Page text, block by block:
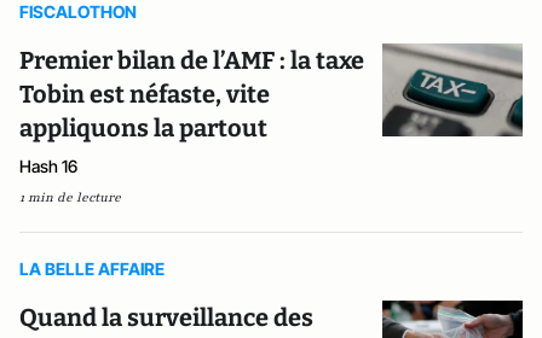
FISCALOTHON
Premier bilan de l’AMF : la taxe
Tobin est néfaste, vite
appliquons la partout
Hash 16
1 min de lecture
LA BELLE AFFAIRE
Quand la surveillance des